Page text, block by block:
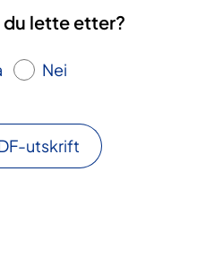
lette etter?
Nei
utskrift